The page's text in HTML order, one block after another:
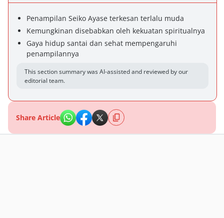
Penampilan Seiko Ayase terkesan terlalu muda
Kemungkinan disebabkan oleh kekuatan spiritualnya
Gaya hidup santai dan sehat mempengaruhi
penampilannya
This section summary was AI-assisted and reviewed by our
editorial team.
Share Article